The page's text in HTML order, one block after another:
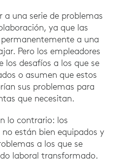
a una serie de problemas
ya que las
a una
Pero los empleadores
los desafíos a los que se
o asumen que estos
sus problemas para
que necesitan.
lo contrario: los
están bien equipados y
a los que se
laboral transformado.